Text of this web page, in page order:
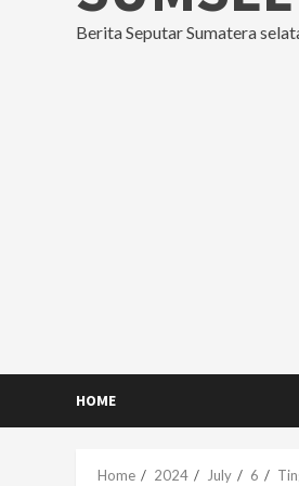
Berita Seputar Sumatera
HOME
Home 2024 July 6